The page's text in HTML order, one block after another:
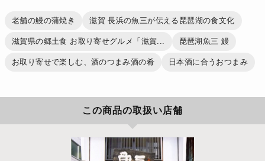
老舗の鰻の蒲焼き 滋賀 長浜の魚三が伝える琵琶湖の食文化
滋賀県の郷土食 お取り寄せグルメ「滋賀... 琵琶湖魚三 鰻
お取り寄せで楽しむ、酒のつまみ酒の肴 日本酒に合うおつまみ
この商品の取扱い店舗